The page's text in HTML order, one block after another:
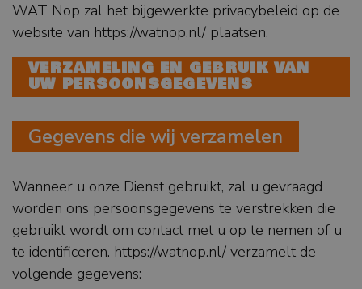
WAT Nop zal het bijgewerkte privacybeleid op de
website van https://watnop.nl/ plaatsen.
VERZAMELING EN GEBRUIK VAN
UW PERSOONSGEGEVENS
Gegevens die wij verzamelen
Wanneer u onze Dienst gebruikt, zal u gevraagd
worden ons persoonsgegevens te verstrekken die
gebruikt wordt om contact met u op te nemen of u
te identificeren. https://watnop.nl/ verzamelt de
volgende gegevens: